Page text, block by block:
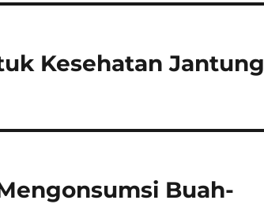
Kesehatan Jantung
Buah-